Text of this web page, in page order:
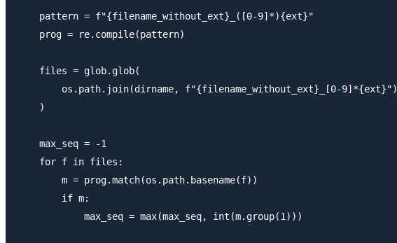
    pattern = f"{filename_without_ext}_([0-9]*){ext}"
    prog = re.compile(pattern)
    files = glob.glob(
        os.path.join(dirname, f"{filename_without_ext}_[0-9]*{ext}")
    )
    max_seq = -1
    for f in files:
        m = prog.match(os.path.basename(f))
        if m:
            max_seq = max(max_seq, int(m.group(1)))